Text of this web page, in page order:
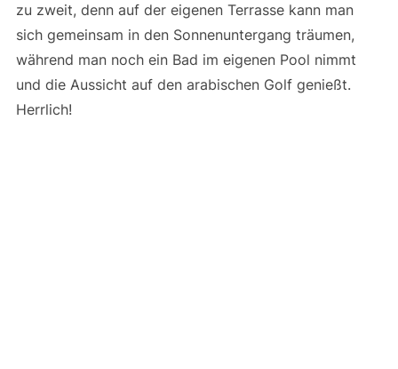
zu zweit, denn auf der eigenen Terrasse kann man
sich gemeinsam in den Sonnenuntergang träumen,
während man noch ein Bad im eigenen Pool nimmt
und die Aussicht auf den arabischen Golf genießt.
Herrlich!